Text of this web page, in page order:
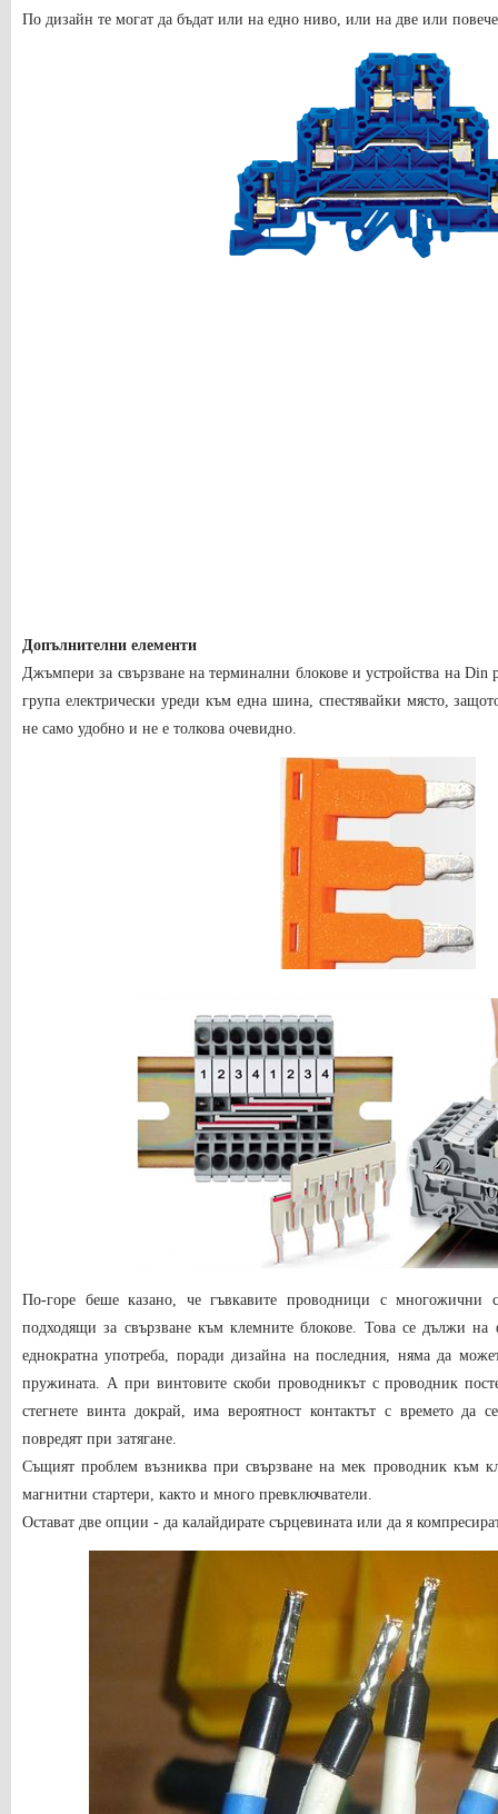
По дизайн те могат да бъдат или на едно ниво, или на две или
Допълнителни елементи
Джъмпери за свързване на терминални блокове и устройства на Din
група електрически уреди към една шина, спестявайки място,
не само удобно и не е толкова очевидно.
По-горе беше казано, че гъвкавите проводници с многожични
подходящи за свързване към клемните блокове. Това се дължи
еднократна употреба, поради дизайна на последния, няма да
пружината. А при винтовите скоби проводникът с проводник
стегнете винта докрай, има вероятност контактът с времето
повредят при затягане.
Същият проблем възниква при свързване на мек проводник към
магнитни стартери, както и много превключватели.
Остават две опции - да калайдирате сърцевината или да я